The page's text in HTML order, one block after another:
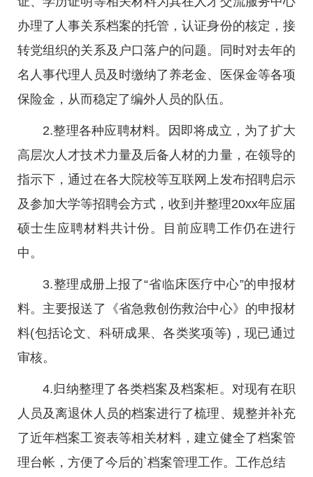
办理了人事关系档案的托管，认证身份的核定，接
转党组织的关系及户口落户的问题。同时对去年的
名人事代理人员及时缴纳了养老金、医保金等各项
保险金，从而稳定了编外人员的队伍。
2.整理各种应聘材料。因即将成立，为了扩大
高层次人才技术力量及后备人材的力量，在领导的
指示下，通过在各大院校等互联网上发布招聘启示
及参加大学等招聘会方式，收到并整理20xx年应届
硕士生应聘材料共计份。目前应聘工作仍在进行
中。
3.整理成册上报了“省临床医疗中心”的申报材
料。主要报送了《省急救创伤救治中心》的申报材
料(包括论文、科研成果、各类奖项等)，现已通过
审核。
4.归纳整理了各类档案及档案柜。对现有在职
人员及离退休人员的档案进行了梳理、规整并补充
了近年档案工资表等相关材料，建立健全了档案管
理台帐，方便了今后的`档案管理工作。工作总结